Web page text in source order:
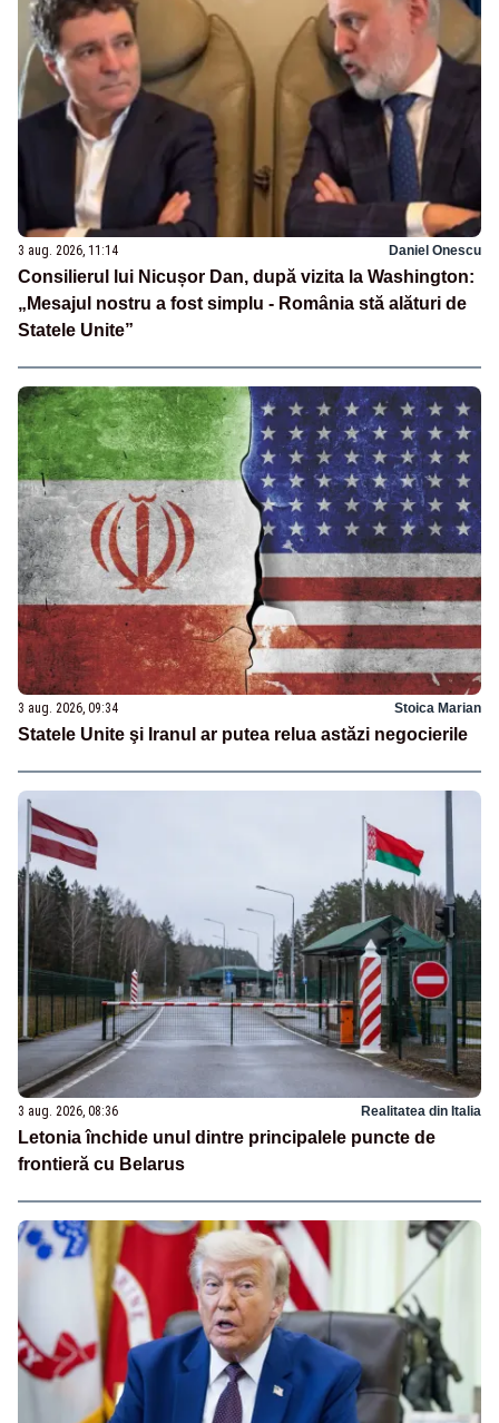
3 aug. 2026, 11:14 Daniel Onescu
Consilierul lui Nicușor Dan, după vizita la Washington:
„Mesajul nostru a fost simplu - România stă alături de
Statele Unite”
3 aug. 2026, 09:34 Stoica Marian
Statele Unite şi Iranul ar putea relua astăzi negocierile
3 aug. 2026, 08:36 Realitatea din Italia
Letonia închide unul dintre principalele puncte de
frontieră cu Belarus